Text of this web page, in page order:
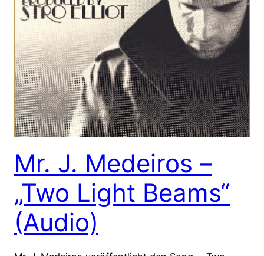
Mr. J. Medeiros –
„Two Light Beams“
(Audio)